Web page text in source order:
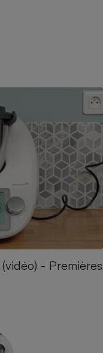
- Premières